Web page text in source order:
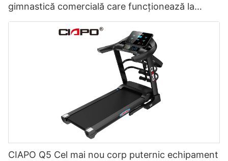
gimnastică comercială care funcționează la
domiciliu Utilizare acasă Electric Walking PadMill
CIAPO Q5 Cel mai nou corp puternic echipament